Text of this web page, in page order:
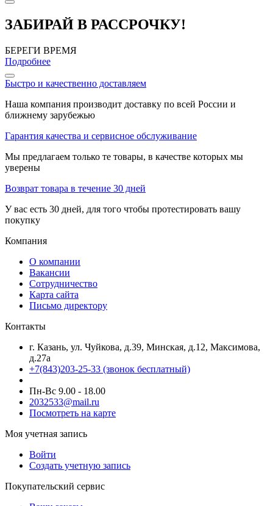
ЗАБИРАЙ В РАССРОЧКУ!
БЕРЕГИ ВРЕМЯ
Подробнее
Быстро и качественно доставляем
Наша компания производит доставку по всей России и
ближнему зарубежью
Гарантия качества и сервисное обслуживание
Мы предлагаем только те товары, в качестве которых мы
уверены
Возврат товара в течение 30 дней
У вас есть 30 дней, для того чтобы протестировать вашу
покупку
Компания
О компании
Вакансии
Сотрудничество
Карта сайта
Письмо директору
Контакты
г. Казань, ул. Чуйкова, д.39, Минская, д.12, Максимова,
д.27а
+7(843)203-25-33 (звонок бесплатный)
Пн-Вс 9.00 - 18.00
2032533@mail.ru
Посмотреть на карте
Моя учетная запись
Войти
Создать учетную запись
Покупательский сервис